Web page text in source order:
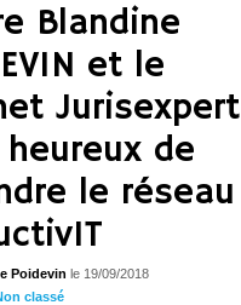
Blandine
et le
Jurisexpert
de
le réseau
Poidevin le 19/09/2018
classé